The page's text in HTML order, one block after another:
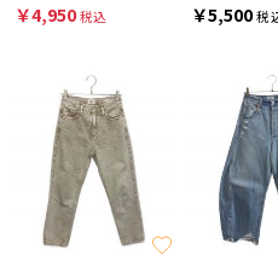
￥4,950税込 ￥5,500税